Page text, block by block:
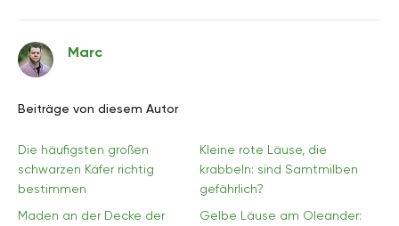
Marc
Beiträge von diesem Autor
Die häufigsten großen
schwarzen Käfer richtig
bestimmen
Kleine rote Läuse, die
krabbeln: sind Samtmilben
gefährlich?
Maden an der Decke der
Gelbe Läuse am Oleander: